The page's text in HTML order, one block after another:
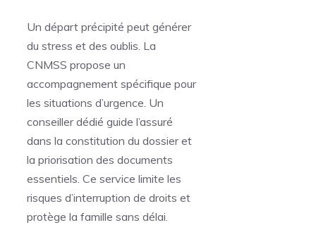
Un départ précipité peut générer
du stress et des oublis. La
CNMSS propose un
accompagnement spécifique pour
les situations d’urgence. Un
conseiller dédié guide l’assuré
dans la constitution du dossier et
la priorisation des documents
essentiels. Ce service limite les
risques d’interruption de droits et
protège la famille sans délai.